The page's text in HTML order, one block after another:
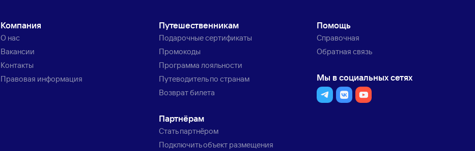
Компания
О нас
Вакансии
Контакты
Правовая информация
Путешественникам
Подарочные сертификаты
Промокоды
Программа лояльности
Путеводитель по странам
Возврат билета
Партнёрам
Стать партнёром
Подключить объект размещения
Помощь
Справочная
Обратная связь
Мы в социальных сетях